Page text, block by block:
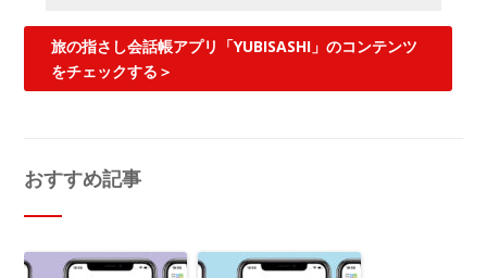
旅の指さし会話帳アプリ「YUBISASHI」のコンテンツ
をチェックする＞
おすすめ記事